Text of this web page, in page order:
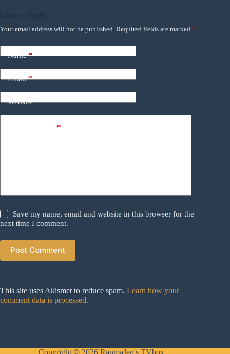
Your email address will not be published. Required fields are marked *
Name*
Email*
Website
*
Save my name, email and website in this browser for the
next time I comment.
Post Comment
This site uses Akismet to reduce spam. Learn how your
comment data is processed.
Copyright © 2026 RanmaJen's TVbox